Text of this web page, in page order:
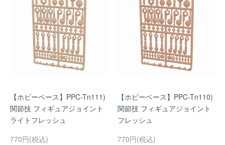
【ホビーベース】PPC-Tn111)
関節技 フィギュアジョイント
ライトフレッシュ
770円(税込)
【ホビーベース】PPC-Tn110)
関節技 フィギュアジョイント
フレッシュ
770円(税込)